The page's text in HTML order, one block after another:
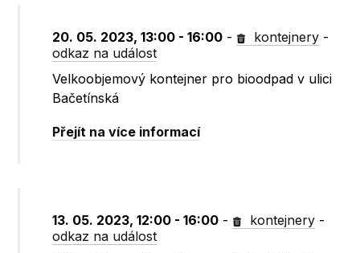
20. 05. 2023, 13:00 - 16:00 - kontejnery -
odkaz na událost
Velkoobjemový kontejner pro bioodpad v ulici
Bačetínská
Přejít na více informací
13. 05. 2023, 12:00 - 16:00 - kontejnery -
odkaz na událost